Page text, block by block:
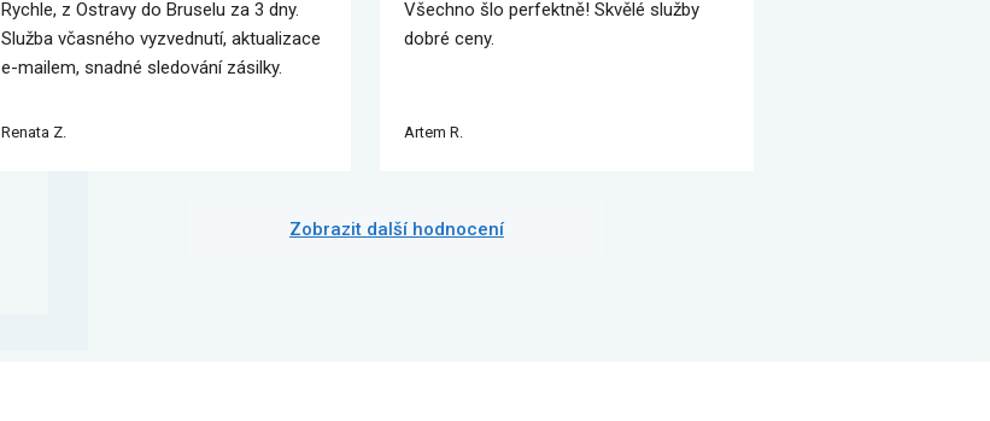
Rychle, z Ostravy do Bruselu za 3 dny.
Služba včasného vyzvednutí, aktualizace
e-mailem, snadné sledování zásilky.
Renata Z.
Všechno šlo perfektně! Skvělé služby
dobré ceny.
Artem R.
Zobrazit další hodnocení